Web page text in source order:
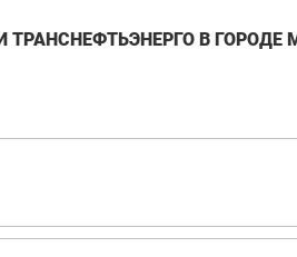
ТРАНСНЕФТЬЭНЕРГО В ГОРОДЕ